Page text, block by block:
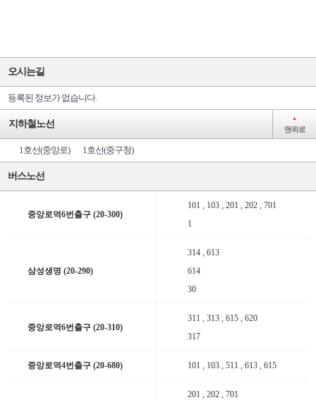
오시는길
등록된 정보가 없습니다.
지하철노선 ▲
맨위로
1호선(중앙로) 1호선(중구청)
버스노선
중앙로역6번출구 (20-300)
101 , 103 , 201 , 202 , 701
1
삼성생명 (20-290)
314 , 613
614
30
중앙로역6번출구 (20-310)
311 , 313 , 615 , 620
317
중앙로역4번출구 (20-680) 101 , 103 , 511 , 613 , 615
201 , 202 , 701